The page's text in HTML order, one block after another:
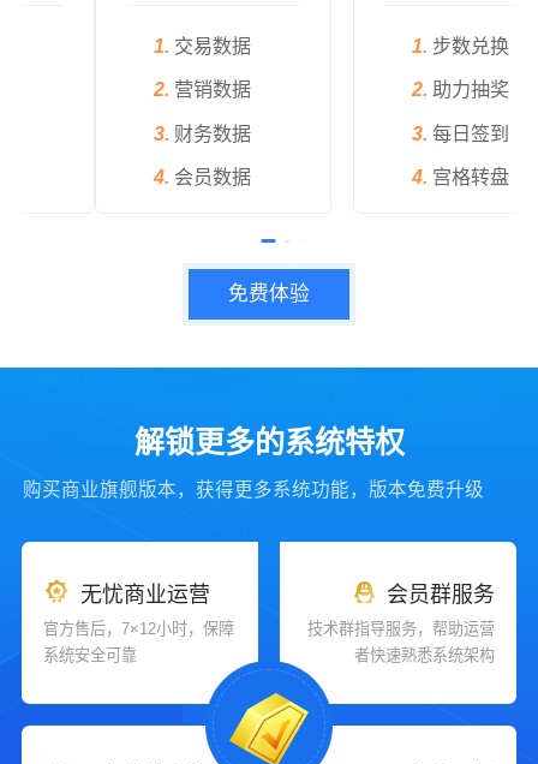
交易数据
营销数据
财务数据
会员数据
步数兑换
助力抽奖
每日签到
宫格转盘
免费体验
解锁更多的系统特权
购买商业旗舰版本，获得更多系统功能，版本免费升级
无忧商业运营
官方售后，7×12小时，保障
系统安全可靠
会员群服务
技术群指导服务，帮助运营
者快速熟悉系统架构